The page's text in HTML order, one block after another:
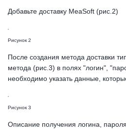
Добавьте доставку MeaSoft (рис.2)
Рисунок 2
После создания метода доставки
метода (рис.3) в полях "логин",
необходимо указать данные,
Рисунок 3
Описание получения логина,